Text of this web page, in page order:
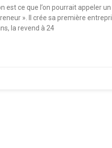
est ce que l’on pourrait appeler un
». Il crée sa première
la revend à 24